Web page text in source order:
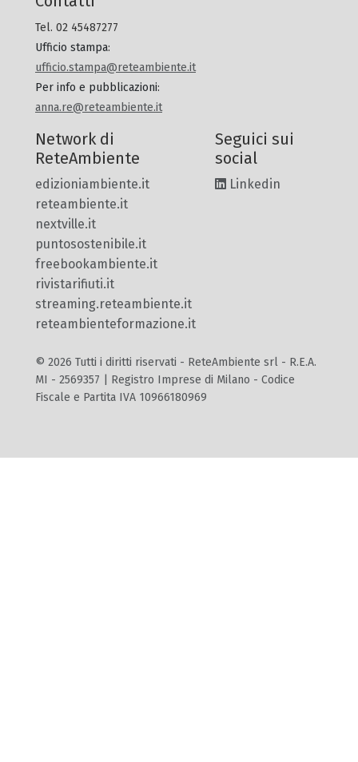
Tel. 02 45487277
Ufficio stampa:
ufficio.stampa@reteambiente.it
Per info e pubblicazioni:
anna.re@reteambiente.it
Network di
ReteAmbiente
edizioniambiente.it
reteambiente.it
nextville.it
puntosostenibile.it
freebookambiente.it
rivistarifiuti.it
streaming.reteambiente.it
reteambienteformazione.it
Seguici sui
social
Linkedin
© 2026 Tutti i diritti riservati - ReteAmbiente srl - R.E.A.
MI - 2569357 | Registro Imprese di Milano - Codice
Fiscale e Partita IVA 10966180969